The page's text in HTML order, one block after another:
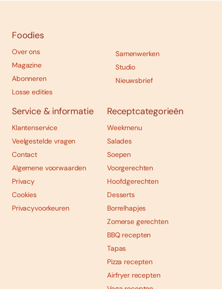
Foodies
Over ons
Magazine
Abonneren
Losse edities
Samenwerken
Studio
Nieuwsbrief
Service & informatie
Klantenservice
Veelgestelde vragen
Contact
Algemene voorwaarden
Privacy
Cookies
Privacyvoorkeuren
Receptcategorieën
Weekmenu
Salades
Soepen
Voorgerechten
Hoofdgerechten
Desserts
Borrelhapjes
Zomerse gerechten
BBQ recepten
Tapas
Pizza recepten
Airfryer recepten